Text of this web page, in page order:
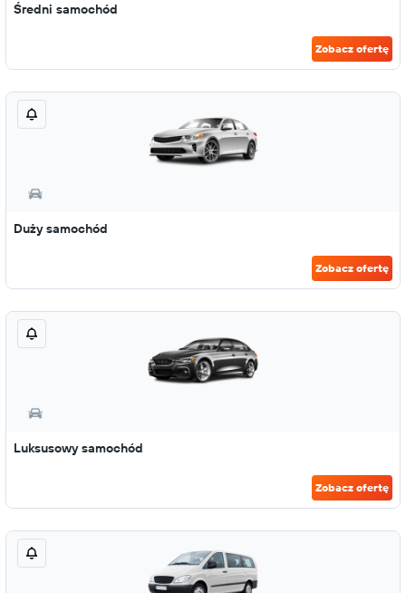
Średni samochód
Zobacz ofertę
Duży samochód
Zobacz ofertę
Luksusowy samochód
Zobacz ofertę